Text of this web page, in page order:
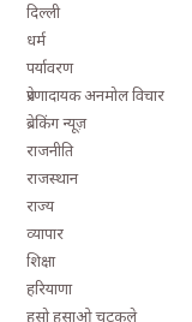
दिल्ली
धर्म
पर्यावरण
प्रेरणादायक अनमोल विचार
ब्रेकिंग न्यूज़
राजनीति
राजस्थान
राज्य
व्यापार
शिक्षा
हरियाणा
हसो हसाओ चुटकुले